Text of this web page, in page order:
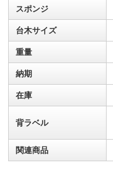
スポンジ
台木サイズ
重量
納期
在庫
背ラベル
関連商品